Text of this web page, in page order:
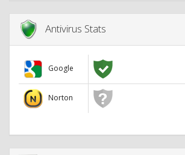
Antivirus Stats
Google
Norton